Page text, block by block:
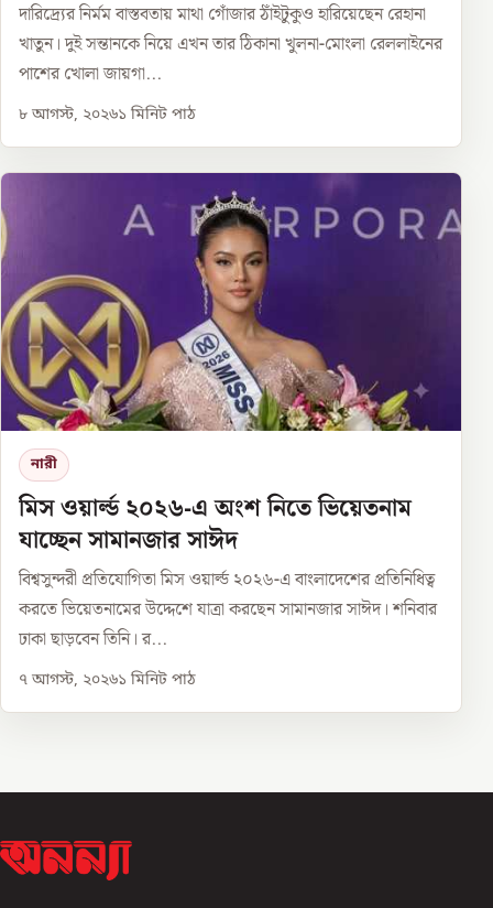
দারিদ্র্যের নির্মম বাস্তবতায় মাথা গোঁজার ঠাঁইটুকুও হারিয়েছেন রেহানা
খাতুন। দুই সন্তানকে নিয়ে এখন তার ঠিকানা খুলনা-মোংলা রেললাইনের
পাশের খোলা জায়গা...
৮ আগস্ট, ২০২৬১ মিনিট পাঠ
নারী
মিস ওয়ার্ল্ড ২০২৬-এ অংশ নিতে ভিয়েতনাম
যাচ্ছেন সামানজার সাঈদ
বিশ্বসুন্দরী প্রতিযোগিতা মিস ওয়ার্ল্ড ২০২৬-এ বাংলাদেশের প্রতিনিধিত্ব
করতে ভিয়েতনামের উদ্দেশে যাত্রা করছেন সামানজার সাঈদ। শনিবার
ঢাকা ছাড়বেন তিনি। র...
৭ আগস্ট, ২০২৬১ মিনিট পাঠ